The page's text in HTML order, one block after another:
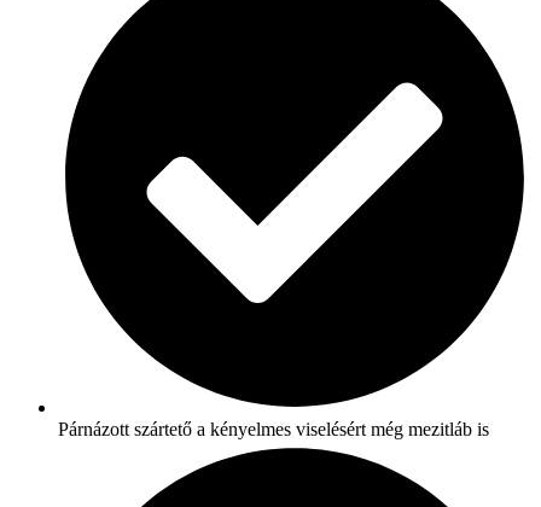
Párnázott szártető a kényelmes viselésért még mezitláb is